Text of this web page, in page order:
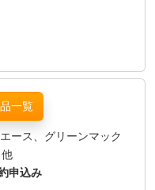
一覧
ース、グリーンマック
申込み